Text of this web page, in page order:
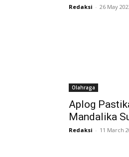
Redaksi - 26 May
Olahraga
Aplog
Mandalika
Redaksi - 11 March